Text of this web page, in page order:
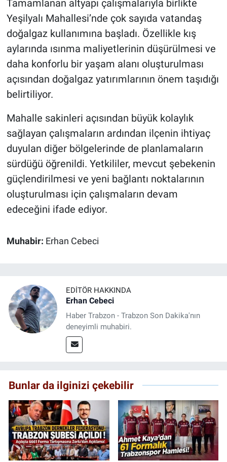
Tamamlanan altyapı çalışmalarıyla birlikte
Yeşilyalı Mahallesi’nde çok sayıda vatandaş
doğalgaz kullanımına başladı. Özellikle kış
aylarında ısınma maliyetlerinin düşürülmesi ve
daha konforlu bir yaşam alanı oluşturulması
açısından doğalgaz yatırımlarının önem taşıdığı
belirtiliyor.
Mahalle sakinleri açısından büyük kolaylık
sağlayan çalışmaların ardından ilçenin ihtiyaç
duyulan diğer bölgelerinde de planlamaların
sürdüğü öğrenildi. Yetkililer, mevcut şebekenin
güçlendirilmesi ve yeni bağlantı noktalarının
oluşturulması için çalışmaların devam
edeceğini ifade ediyor.
Muhabir: Erhan Cebeci
EDITÖR HAKKINDA
Erhan Cebeci
Haber Trabzon - Trabzon Son Dakika'nın
deneyimli muhabiri.
Bunlar da ilginizi çekebilir